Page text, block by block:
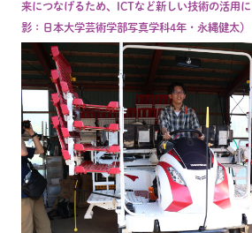
来につなげるため、ICTなど新しい技術の活用
影：日本大学芸術学部写真学科4年・永縄健太）